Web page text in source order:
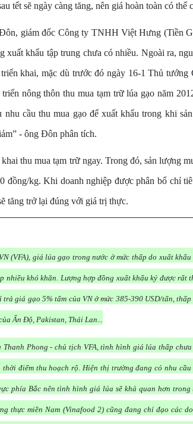
tết sẽ ngày càng tăng, nên giá hoàn toàn có thể
giám đốc Công ty TNHH Việt Hưng (Tiền
xuất khẩu tập trung chưa có nhiều. Ngoài ra,
khai, mặc dù trước đó ngày 16-1 Thủ tướng
nông thôn thu mua tạm trữ lúa gạo năm
cầu thu mua gạo để xuất khẩu trong khi
- ông Đôn phân tích.
thu mua tạm trữ ngay. Trong đó, sản lượng
đồng/kg. Khi doanh nghiệp được phân bổ chỉ
tăng trở lại đúng với giá trị thực.
(VFA), giá lúa gạo trong nước ở mức thấp do xuất khẩu
nhiều khó khăn. Lượng hợp đồng xuất khẩu ký được rất
trả giá gạo 5% tấm của VN ở mức 385-390 USD/tấn, thấp
Ấn Độ, Pakistan, Thái Lan...
Thanh Phong - chủ tịch VFA, tình hình giá lúa thấp chưa
điểm thu hoạch rộ. Hiện thị trường đang có nhu cầu
phía Bắc nên tình hình giá lúa sẽ khả quan hơn trong
thực miền Nam (Vinafood 2) cũng đang chỉ đạo các